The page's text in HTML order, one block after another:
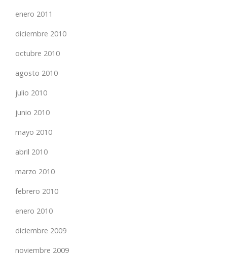
enero 2011
diciembre 2010
octubre 2010
agosto 2010
julio 2010
junio 2010
mayo 2010
abril 2010
marzo 2010
febrero 2010
enero 2010
diciembre 2009
noviembre 2009